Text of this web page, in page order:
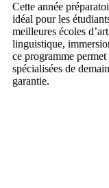
Cette année
idéal pour les
meilleures écoles
linguistique,
ce programme
spécialisées de
garantie.